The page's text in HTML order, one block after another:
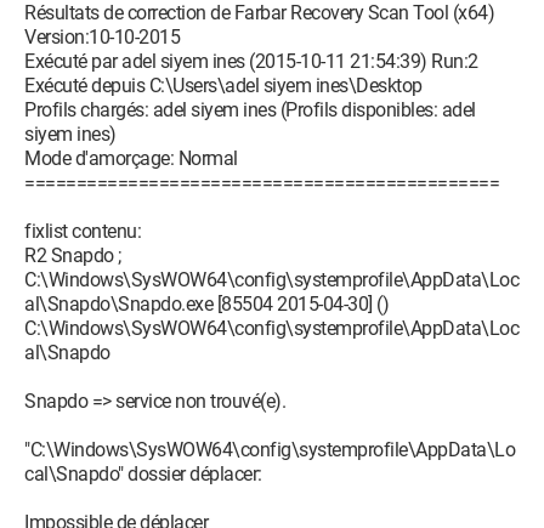
Résultats de correction de Farbar Recovery Scan Tool (x64)
Version:10-10-2015
Exécuté par adel siyem ines (2015-10-11 21:54:39) Run:2
Exécuté depuis C:\Users\adel siyem ines\Desktop
Profils chargés: adel siyem ines (Profils disponibles: adel
siyem ines)
Mode d'amorçage: Normal
==============================================
fixlist contenu:
R2 Snapdo ;
C:\Windows\SysWOW64\config\systemprofile\AppData\Loc
al\Snapdo\Snapdo.exe [85504 2015-04-30] ()
C:\Windows\SysWOW64\config\systemprofile\AppData\Loc
al\Snapdo
Snapdo => service non trouvé(e).
"C:\Windows\SysWOW64\config\systemprofile\AppData\Lo
cal\Snapdo" dossier déplacer:
Impossible de déplacer